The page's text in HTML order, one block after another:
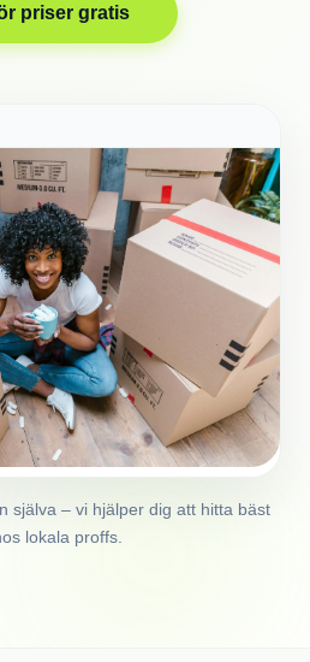
priser gratis
själva – vi hjälper dig att hitta bäst
lokala proffs.